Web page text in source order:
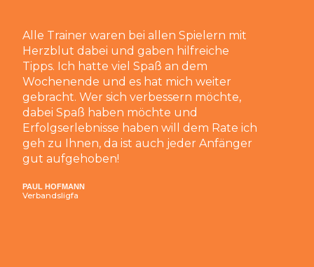
Alle Trainer waren bei allen Spielern mit
Herzblut dabei und gaben hilfreiche
Tipps. Ich hatte viel Spaß an dem
Wochenende und es hat mich weiter
gebracht. Wer sich verbessern möchte,
dabei Spaß haben möchte und
Erfolgserlebnisse haben will dem Rate ich
geh zu Ihnen, da ist auch jeder Anfänger
gut aufgehoben!
PAUL HOFMANN
Verbandsligfa